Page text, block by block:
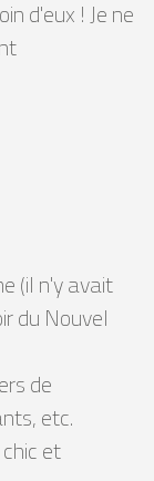
d'eux ! Je ne
(il n'y avait
du Nouvel
de
etc.
et